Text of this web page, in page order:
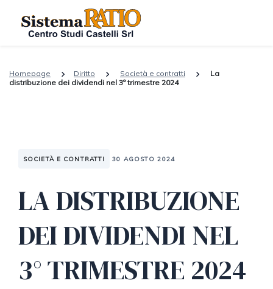
Homepage Diritto Società e contratti
La
distribuzione dei dividendi nel 3° trimestre 2024
SOCIETÀ E CONTRATTI 30 AGOSTO 2024
LA DISTRIBUZIONE
DEI DIVIDENDI NEL
3° TRIMESTRE 2024